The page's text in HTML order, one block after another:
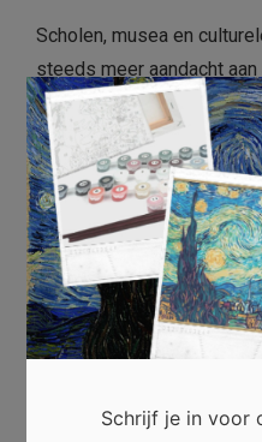
Scholen, musea en
steeds meer aandacht aan
Workshops maken
Daarnaast zorgen
belangstelling.
Daardoor blijft kennis
Schrijf je in voor